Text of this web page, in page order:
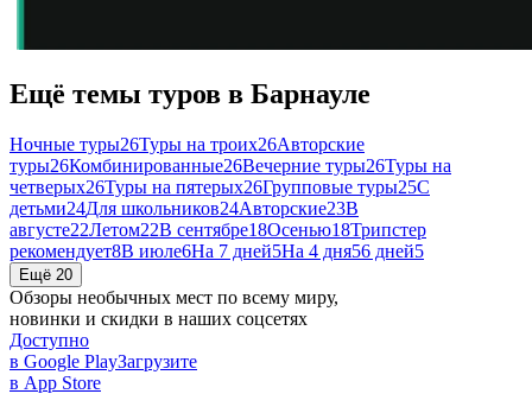
Ещё темы туров в Барнауле
Ночные туры26Туры на троих26Авторские
туры26Комбинированные26Вечерние туры26Туры на
четверых26Туры на пятерых26Групповые туры25С
детьми24Для школьников24Авторские23В
августе22Летом22В сентябре18Осенью18Трипстер
рекомендует8В июле6На 7 дней5На 4 дня56 дней5
Ещё 20
Обзоры необычных мест по всему миру,
новинки и скидки в наших соцсетях
Доступно
в Google PlayЗагрузите
в App Store